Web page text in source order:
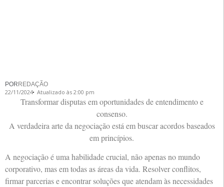
POR REDAÇÃO
22/11/2024 Atualizado às 2:00 pm
Transformar disputas em oportunidades de entendimento e
consenso.
A verdadeira arte da negociação está em buscar acordos baseados
em princípios.
A negociação é uma habilidade crucial, não apenas no mundo
corporativo, mas em todas as áreas da vida. Resolver conflitos,
firmar parcerias e encontrar soluções que atendam às necessidades